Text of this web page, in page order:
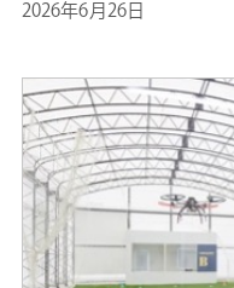
2026年6月26日